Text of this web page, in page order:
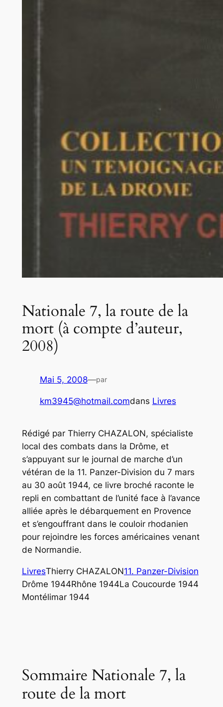
Nationale 7, la route de la
mort (à compte d’auteur,
2008)
Mai 5, 2008—par
km3945@hotmail.comdans Livres
Rédigé par Thierry CHAZALON, spécialiste
local des combats dans la Drôme, et
s’appuyant sur le journal de marche d’un
vétéran de la 11. Panzer-Division du 7 mars
au 30 août 1944, ce livre broché raconte le
repli en combattant de l’unité face à l’avance
alliée après le débarquement en Provence
et s’engouffrant dans le couloir rhodanien
pour rejoindre les forces américaines venant
de Normandie.
LivresThierry CHAZALON11. Panzer-Division
Drôme 1944Rhône 1944La Coucourde 1944
Montélimar 1944
Sommaire Nationale 7, la
route de la mort